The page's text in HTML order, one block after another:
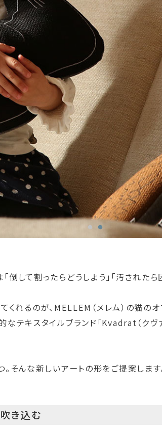
して割ったらどうしよう」「汚されたら
れるのが、MELLEM（メレム）の猫のオ
テキスタイルブランド「Kvadrat（クヴ
そんな新しいアートの形をご提案します
き込む